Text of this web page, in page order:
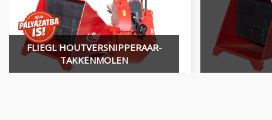
Quivogne gereedschap
Bodemmachines LETÁK-LEKO
Carrière
Over ons
FLIEGL HOUTVERSNIPPERAAR-
TAKKENMOLEN